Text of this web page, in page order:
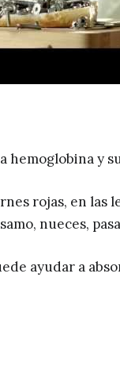
y
rojas, en las
nueces,
ayudar a